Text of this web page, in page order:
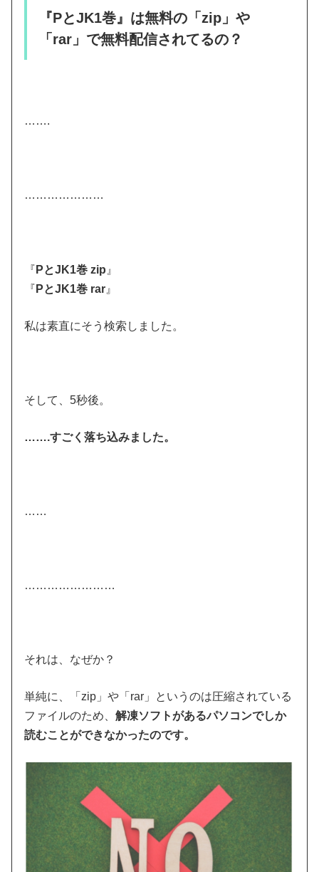
『PとJK1巻』は無料の「zip」や
「rar」で無料配信されてるの？
…….
…………………
『 PとJK1巻 zip 』
『 PとJK1巻 rar 』
私は素直にそう検索しました。
そして、5秒後。
…….すごく落ち込みました。
……
……………………
それは、なぜか？
単純に、「zip」や「rar」というのは圧縮されている
ファイルのため、解凍ソフトがあるパソコンでしか
読むことができなかったのです。